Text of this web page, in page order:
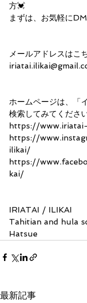
方💓
まずは、お気軽に
メールアドレスはこ
ホームページは、「
検索してみてくださ
https://
https://
ilikai/
https://
kai/
IRIATAI / ILIKAI
Tahitian and hula
Hatsue
最新記事